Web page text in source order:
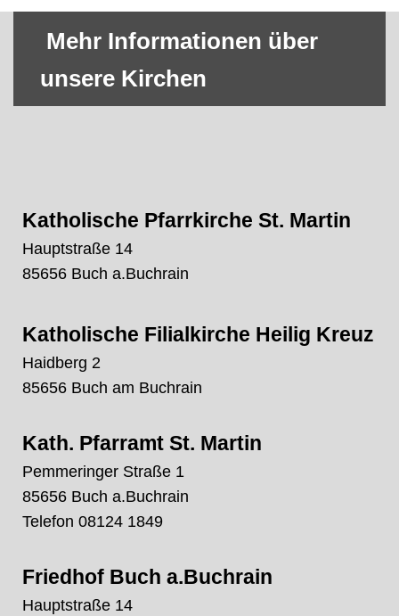
Mehr Informationen über
unsere Kirchen
Katholische Pfarrkirche St. Martin
Hauptstraße 14
85656 Buch a.Buchrain
Katholische Filialkirche Heilig Kreuz
Haidberg 2
85656 Buch am Buchrain
Kath. Pfarramt St. Martin
Pemmeringer Straße 1
85656 Buch a.Buchrain
Telefon 08124 1849
Friedhof Buch a.Buchrain
Hauptstraße 14